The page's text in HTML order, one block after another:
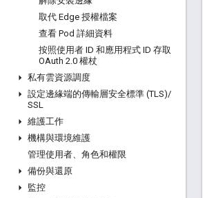
取代 Edge 授權檔案
查看 Pod 詳細資料
按照使用者 ID 和應用程式 ID 存取
OAuth 2.0 權杖
私有雲資源調度
設定邊緣端的傳輸層安全標準 (TLS)/
SSL
維護工作
機構與環境維護
管理使用者、角色和權限
備份與還原
監控